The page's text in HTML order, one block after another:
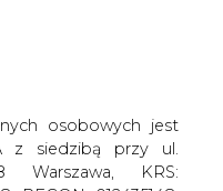
A A
osobowych jest
z siedzibą przy ul.
Warszawa, KRS: